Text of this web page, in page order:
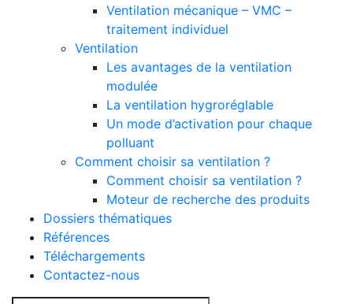
Ventilation mécanique – VMC –
traitement individuel
Ventilation
Les avantages de la ventilation
modulée
La ventilation hygroréglable
Un mode d’activation pour chaque
polluant
Comment choisir sa ventilation ?
Comment choisir sa ventilation ?
Moteur de recherche des produits
Dossiers thématiques
Références
Téléchargements
Contactez-nous